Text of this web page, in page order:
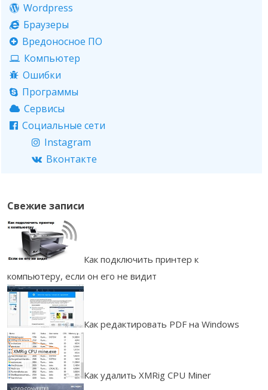
Wordpress
Браузеры
Вредоносное ПО
Компьютер
Ошибки
Программы
Сервисы
Социальные сети
Instagram
Вконтакте
Свежие записи
Как подключить принтер к
компьютеру, если он его не видит
Как редактировать PDF на Windows
Как удалить XMRig CPU Miner